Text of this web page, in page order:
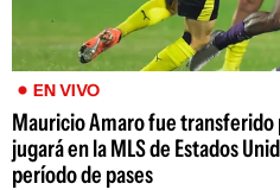
EN VIVO
Mauricio Amaro fue
jugará en la MLS de Estados
período de pases